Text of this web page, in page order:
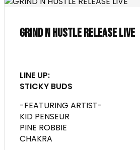
GRIND N HUSTLE RELEASE LIVE
LINE UP:
STICKY BUDS
-FEATURING ARTIST-
KID PENSEUR
PINE ROBBIE
CHAKRA